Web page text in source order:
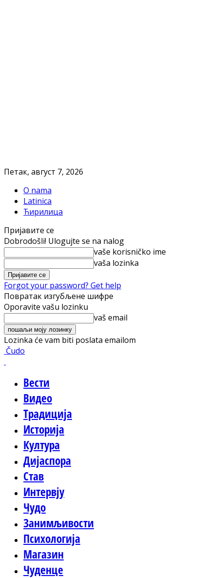
Петак, август 7, 2026
O nama
Latinica
Ћирилица
Пријавите се
Dobrodošli! Ulogujte se na nalog
vaše korisničko ime
vaša lozinka
Forgot your password? Get help
Повратак изгубљене шифре
Oporavite vašu lozinku
vaš email
Lozinka će vam biti poslata emailom
Čudo
Вести
Видео
Традиција
Историја
Култура
Дијаспора
Став
Интервју
Чудо
Занимљивости
Психологија
Магазин
Чуденце